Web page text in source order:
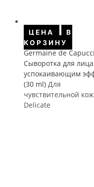
ЦЕНА
В
КОРЗИНУ
Germaine de
Сыворотка для лица
успокаивающим
(30 ml) Для
чувствительной
Delicate